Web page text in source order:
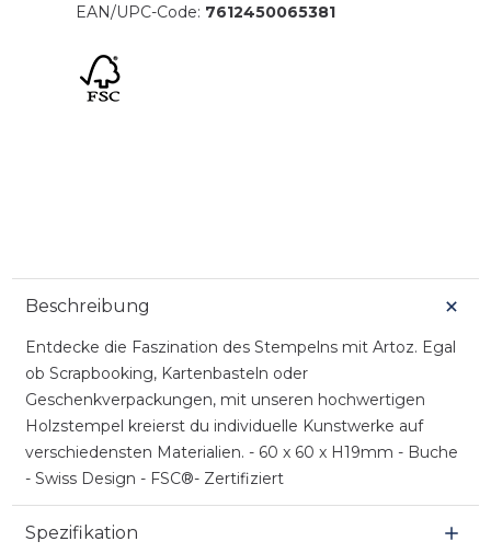
EAN/UPC-Code: 7612450065381
Beschreibung
Entdecke die Faszination des Stempelns mit Artoz. Egal
ob Scrapbooking, Kartenbasteln oder
Geschenkverpackungen, mit unseren hochwertigen
Holzstempel kreierst du individuelle Kunstwerke auf
verschiedensten Materialien. - 60 x 60 x H19mm - Buche
- Swiss Design - FSC®- Zertifiziert
Spezifikation